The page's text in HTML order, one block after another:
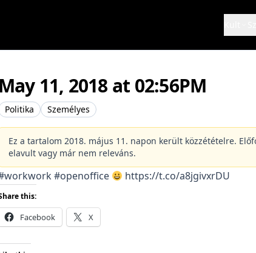
May 11, 2018 at 02:56PM
Politika Személyes
Ez a tartalom 2018. május 11. napon került közzétételre.
elavult vagy már nem releváns.
#openoffice https://t.co/a8jgivxrDU
this:
Facebook X